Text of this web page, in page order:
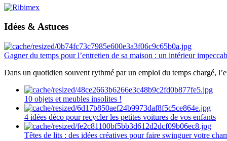
Idées & Astuces
Gagner du temps pour l’entretien de sa maison : un intérieur
Dans un quotidien souvent rythmé par un emploi du temps chargé,
10 objets et meubles insolites !
4 idées déco pour recycler les petites voitures de vos enfants
Têtes de lits : des idées créatives pour faire swinguer votre